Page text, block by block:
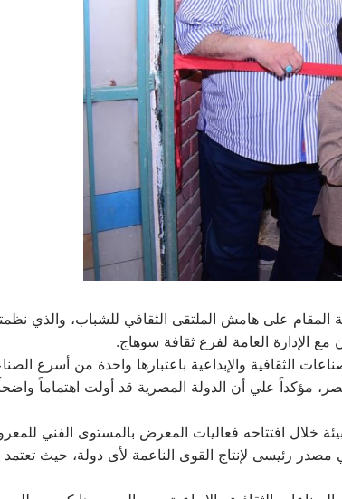
على هامش الملتقى الثقافي للشباب، والذي نظمته
مع الإدارة العامة لفرع ثقافة سوهاج.
الثقافية والإبداعية باعتبارها واحدة من أسرع
مؤكداً علي أن الدولة المصرية قد أولت اهتماماً واضحاً
خلال افتتاحه فعاليات المعرض بالمستوى الفني
مصدر رئيسى لإنتاج القوى الناعمة لأى دولة، حيث